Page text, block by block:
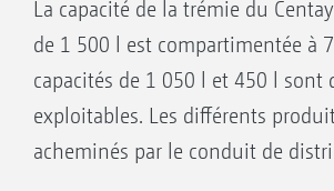
La capacité de la trémie du
de 1 500 l est compartimentée à
capacités de 1 050 l et 450 l sont
exploitables. Les différents
acheminés par le conduit de